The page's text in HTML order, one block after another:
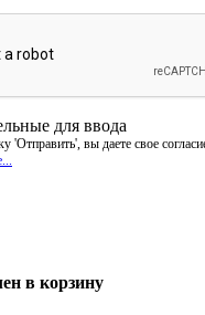
для ввода
'Отправить', вы даете свое
в корзину